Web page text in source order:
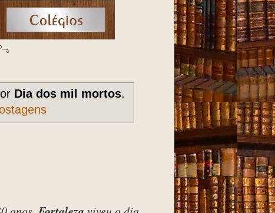
Dia dos mil mortos.